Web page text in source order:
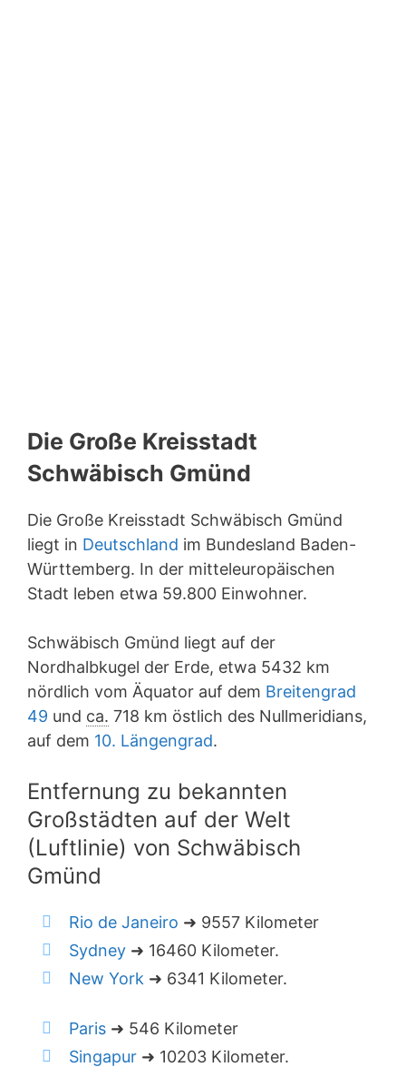
Die Große Kreisstadt
Schwäbisch Gmünd
Die Große Kreisstadt Schwäbisch Gmünd
liegt in Deutschland im Bundesland Baden-
Württemberg. In der mitteleuropäischen
Stadt leben etwa 59.800 Einwohner.
Schwäbisch Gmünd liegt auf der
Nordhalbkugel der Erde, etwa 5432 km
nördlich vom Äquator auf dem Breitengrad
49 und ca. 718 km östlich des Nullmeridians,
auf dem 10. Längengrad.
Entfernung zu bekannten
Großstädten auf der Welt
(Luftlinie) von Schwäbisch
Gmünd
Rio de Janeiro ➜ 9557 Kilometer
Sydney ➜ 16460 Kilometer.
New York ➜ 6341 Kilometer.
Paris ➜ 546 Kilometer
Singapur ➜ 10203 Kilometer.